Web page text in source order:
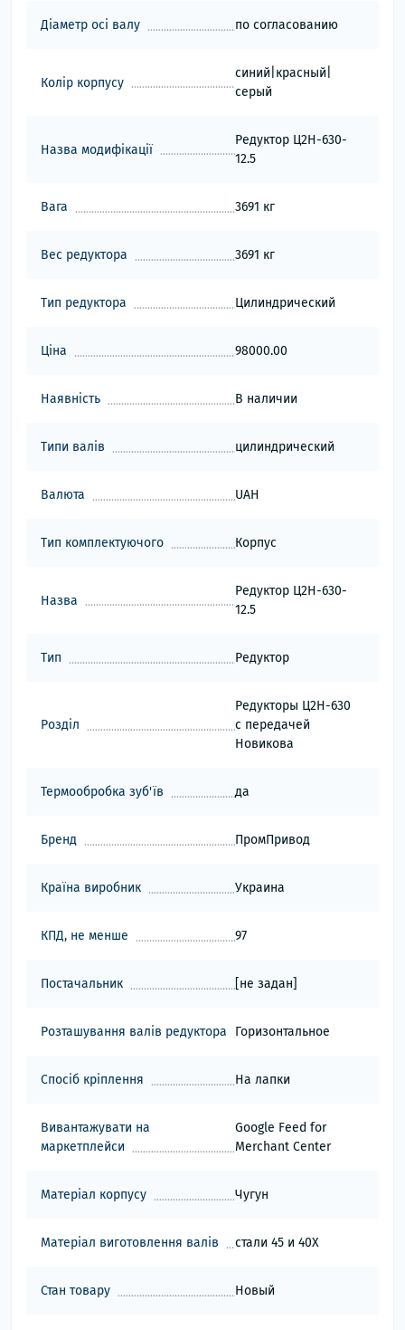
Діаметр осі валу по согласованию
Колір корпусу
синий|красный|
серый
Назва модифікації
Редуктор Ц2Н-630-
12.5
Вага 3691 кг
Вес редуктора 3691 кг
Тип редуктора Цилиндрический
Ціна 98000.00
Наявність В наличии
Типи валів цилиндрический
Валюта UAH
Тип комплектуючого Корпус
Назва
Редуктор Ц2Н-630-
12.5
Тип Редуктор
Розділ
Редукторы Ц2Н-630
с передачей
Новикова
Термообробка зуб'їв да
Бренд ПромПривод
Країна виробник Украина
КПД, не менше 97
Постачальник [не задан]
Розташування валів редуктора Горизонтальное
Спосіб кріплення На лапки
Вивантажувати на
маркетплейси
Google Feed for
Merchant Center
Матеріал корпусу Чугун
Матеріал виготовлення валів стали 45 и 40Х
Стан товару Новый